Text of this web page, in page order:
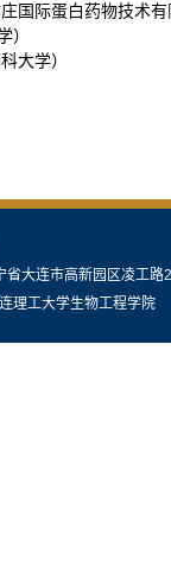
际蛋白药物技术有
学）
省大连市高新园区凌
工大学生物工程学院